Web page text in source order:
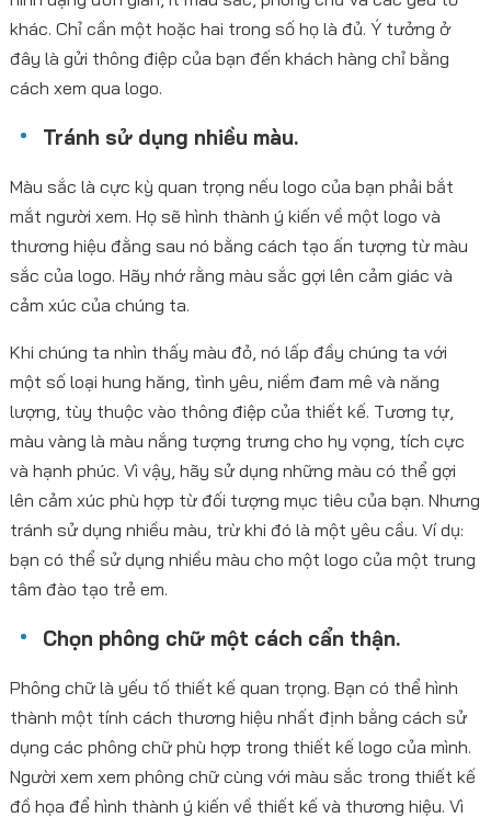
khác. Chỉ cần một hoặc hai trong số họ là đủ. Ý tưởng ở
đây là gửi thông điệp của bạn đến khách hàng chỉ bằng
cách xem qua logo.
Tránh sử dụng nhiều màu.
Màu sắc là cực kỳ quan trọng nếu logo của bạn phải bắt
mắt người xem. Họ sẽ hình thành ý kiến ​​về một logo và
thương hiệu đằng sau nó bằng cách tạo ấn tượng từ màu
sắc của logo. Hãy nhớ rằng màu sắc gợi lên cảm giác và
cảm xúc của chúng ta.
Khi chúng ta nhìn thấy màu đỏ, nó lấp đầy chúng ta với
một số loại hung hăng, tình yêu, niềm đam mê và năng
lượng, tùy thuộc vào thông điệp của thiết kế. Tương tự,
màu vàng là màu nắng tượng trưng cho hy vọng, tích cực
và hạnh phúc. Vì vậy, hãy sử dụng những màu có thể gợi
lên cảm xúc phù hợp từ đối tượng mục tiêu của bạn. Nhưng
tránh sử dụng nhiều màu, trừ khi đó là một yêu cầu. Ví dụ:
bạn có thể sử dụng nhiều màu cho một logo của một trung
tâm đào tạo trẻ em.
Chọn phông chữ một cách cẩn thận.
Phông chữ là yếu tố thiết kế quan trọng. Bạn có thể hình
thành một tính cách thương hiệu nhất định bằng cách sử
dụng các phông chữ phù hợp trong thiết kế logo của mình.
Người xem xem phông chữ cùng với màu sắc trong thiết kế
đồ họa để hình thành ý kiến về thiết kế và thương hiệu. Vì